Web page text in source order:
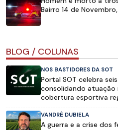
Bairro 14 de
BLOG / COLUNAS
NOS BASTIDORES DA SOT
Portal SOT celebra
consolidando atuação
cobertura esportiva
VANDRÉ DUBIELA
A guerra e a crise dos